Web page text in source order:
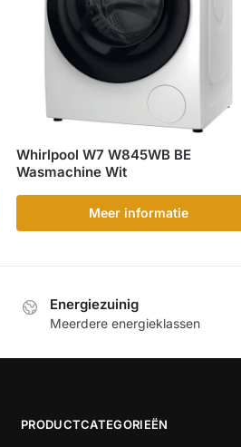
Whirlpool W7 W845WB BE
Wasmachine Wit
Meer informatie
Energiezuinig
Meerdere energieklassen
PRODUCTCATEGORIEËN